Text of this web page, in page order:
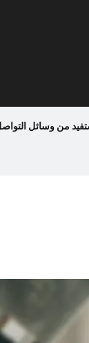
من وسائل